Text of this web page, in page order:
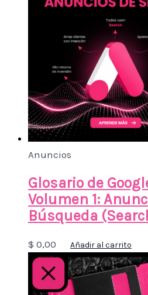
Anuncios
Glosario de
Volumen 1:
Búsqueda
$ 0,00 Añadir al carrito